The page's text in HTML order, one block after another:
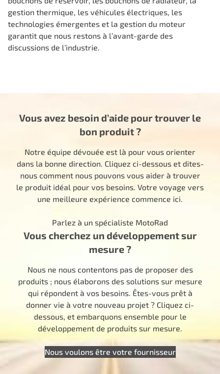
gestion thermique, les véhicules électriques, les
technologies émergentes et la gestion du moteur
garantit que nous restons à l’avant-garde des
discussions de l’industrie.
Vous avez besoin d’aide pour trouver le
bon produit ?
Notre équipe dévouée est là pour vous orienter
dans la bonne direction. Cliquez ci-dessous et dites-
nous comment nous pouvons vous aider à trouver
le produit idéal pour vos besoins. Votre voyage vers
une meilleure expérience commence ici.
Parlez à un spécialiste MotoRad
Vous cherchez un développement sur
mesure ?
Nous ne nous contentons pas de proposer des
produits ; nous élaborons des solutions sur mesure
qui répondent à vos besoins. Êtes-vous prêt à
donner vie à votre nouveau projet ? Cliquez ci-
dessous, et embarquons ensemble pour le
développement de produits sur mesure.
Nous voulons être votre fournisseur